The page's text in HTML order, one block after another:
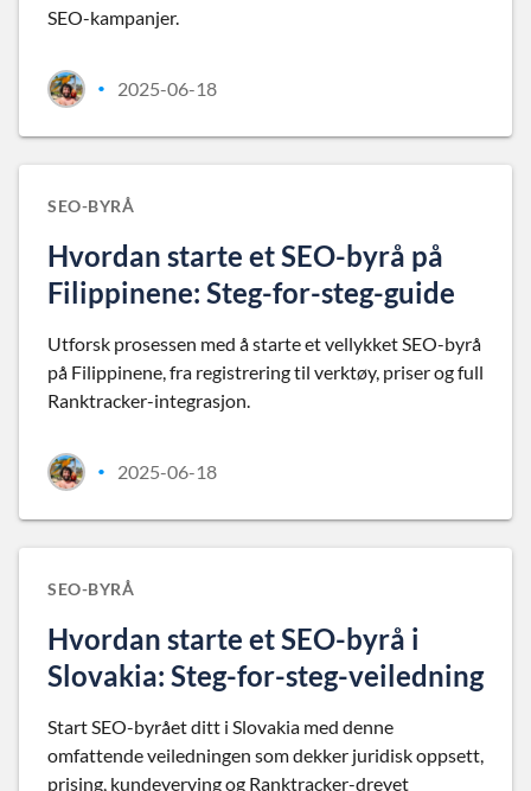
SEO-kampanjer.
• 2025-06-18
SEO-BYRÅ
Hvordan starte et SEO-byrå på
Filippinene: Steg-for-steg-guide
Utforsk prosessen med å starte et vellykket SEO-byrå
på Filippinene, fra registrering til verktøy, priser og full
Ranktracker-integrasjon.
• 2025-06-18
SEO-BYRÅ
Hvordan starte et SEO-byrå i
Slovakia: Steg-for-steg-veiledning
Start SEO-byrået ditt i Slovakia med denne
omfattende veiledningen som dekker juridisk oppsett,
prising, kundeverving og Ranktracker-drevet